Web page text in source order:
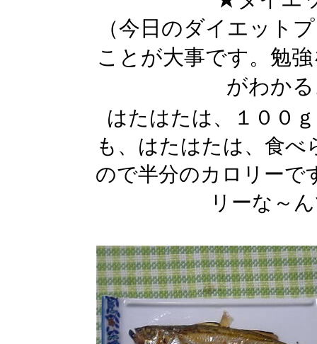
（今日のダイエット
ことが大事です。勉
がわか
はたはたは、１００
も、はたはたは、食べ
ので半分のカロリーで
リーな～